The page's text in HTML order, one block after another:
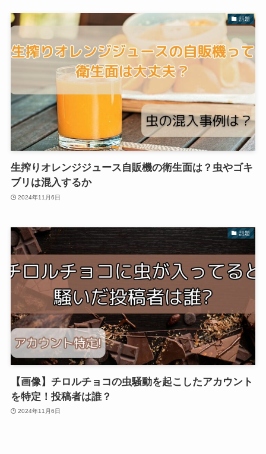
話題
生搾りオレンジジュース自販機の衛生面は？虫やゴキ
ブリは混入するか
2024年11月6日
話題
【画像】チロルチョコの虫騒動を起こしたアカウント
を特定！投稿者は誰？
2024年11月6日